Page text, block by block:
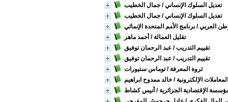
تعديل السلوك الإنساني/ جمال الخطيب
تعديل السلوك الإنساني/ جمال الخطيب
/ برنامج الأمم المتحدة الإنمائي
تقليل العمالة / أحمد ماهر
تقييم التدريب/ عبد الرحمان توفيق
تقييم التدريب/ عبد الرحمان توفيق
ثروة المعرفة / توماس ستيورات
الإلكترونية / خالد ممدوح ابراهيم
الإقتصادية الجزائرية / أنيس كشاط